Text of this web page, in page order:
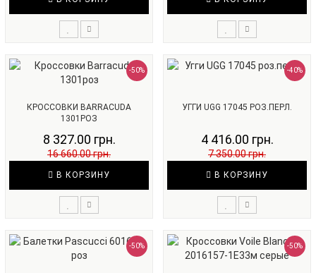
-50%
КРОССОВКИ BARRACUDA
1301РОЗ
8 327.00 грн.
16 660.00 грн.
В КОРЗИНУ
-40%
УГГИ UGG 17045 РОЗ.ПЕРЛ.
4 416.00 грн.
7 350.00 грн.
В КОРЗИНУ
-50% -50%